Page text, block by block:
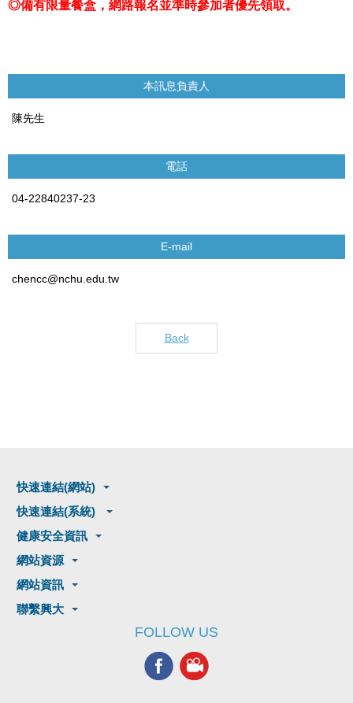
◎備有限量餐盒，網路報名並準時參加者優先領取。
本訊息負責人
陳先生
電話
04-22840237-23
E-mail
chencc@nchu.edu.tw
Back
快速連結(網站)
快速連結(系統)
健康安全資訊
網站資源
網站資訊
聯繫興大
FOLLOW US